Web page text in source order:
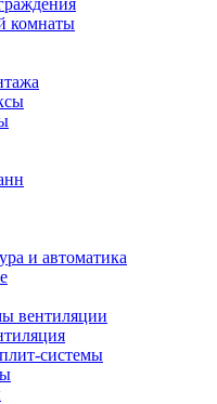
комнаты
и автоматика
вентиляции
системы